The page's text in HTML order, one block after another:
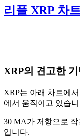
리플 XRP 차
XRP의 견고한 기
XRP는 아래 차트에
에서 움직이고 있습니
30 MA가 저항으로 작
입니다.